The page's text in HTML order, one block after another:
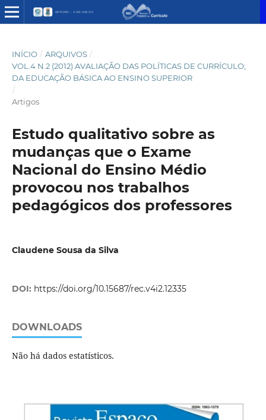
INÍCIO / ARQUIVOS /
VOL.4 N.2 (2012) AVALIAÇÃO DAS POLÍTICAS DE CURRÍCULO;
DA EDUCAÇÃO BÁSICA AO ENSINO SUPERIOR
/
Artigos
Estudo qualitativo sobre as
mudanças que o Exame
Nacional do Ensino Médio
provocou nos trabalhos
pedagógicos dos professores
Claudene Sousa da Silva
DOI: https://doi.org/10.15687/rec.v4i2.12335
DOWNLOADS
Não há dados estatísticos.